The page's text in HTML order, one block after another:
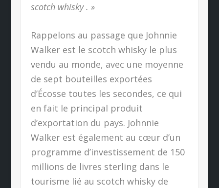
scotch whisky . »
Rappelons au passage que Johnnie
Walker est le scotch whisky le plus
vendu au monde, avec une moyenne
de sept bouteilles exportées
d’Écosse toutes les secondes, ce qui
en fait le principal produit
d’exportation du pays. Johnnie
Walker est également au cœur d’un
programme d’investissement de 150
millions de livres sterling dans le
tourisme lié au scotch whisky de